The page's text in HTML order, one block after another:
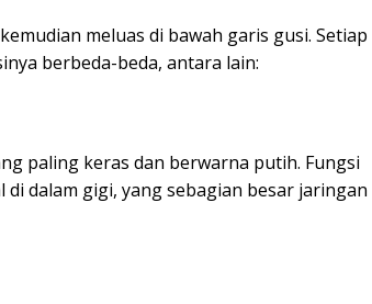
meluas di bawah garis gusi. Setiap
berbeda-beda, antara lain:
paling keras dan berwarna putih. Fungsi
dalam gigi, yang sebagian besar jaringan